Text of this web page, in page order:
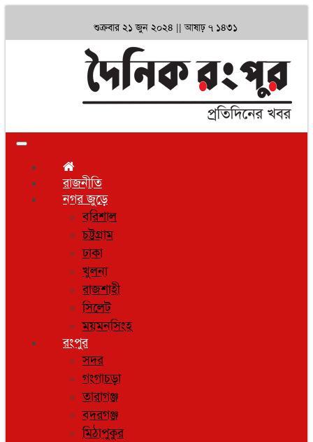
শুক্রবার ২১ জুন ২০২৪ || আষাঢ় ৭ ১৪৩১
Toggle
রাজনীতি
নগর জুড়ে
বরিশাল
চট্টগ্রাম
ঢাকা
খুলনা
রাজশাহী
সিলেট
ময়মনসিংহ
রংপুর
সদর
গংগাচড়া
তারাগঞ্জ
বদরগঞ্জ
মিঠাপুকুর